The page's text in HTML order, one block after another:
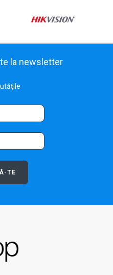
la newsletter
TE